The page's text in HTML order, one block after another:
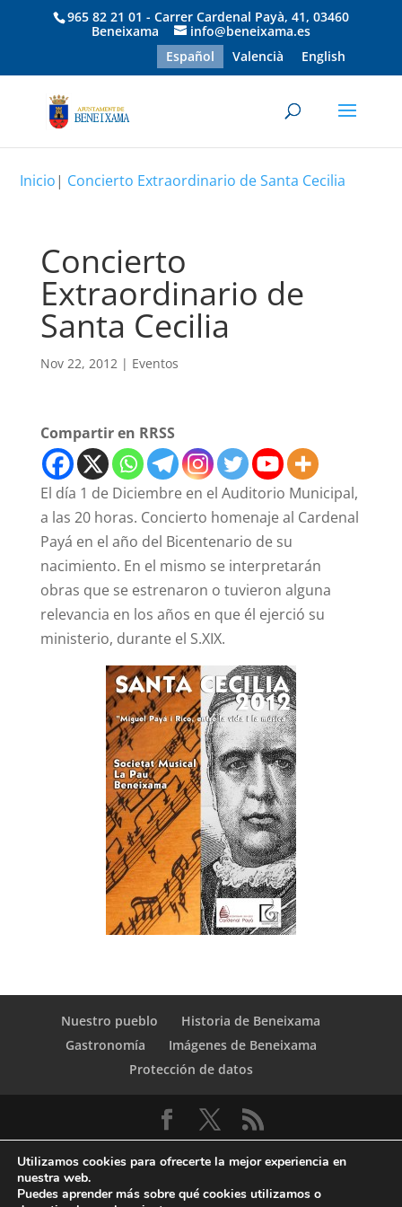
965 82 21 01 - Carrer Cardenal Payà, 41, 03460
Beneixama
info@beneixama.es
Español
Valencià English
Inicio| Concierto Extraordinario de Santa Cecilia
Concierto
Extraordinario de
Santa Cecilia
Nov 22, 2012| Eventos
Compartir en RRSS
El día 1 de Diciembre en el Auditorio Municipal,
a las 20 horas. Concierto homenaje al Cardenal
Payá en el año del Bicentenario de su
nacimiento. En el mismo se interpretarán
obras que se estrenaron o tuvieron alguna
relevancia en los años en que él ejerció su
ministerio, durante el S.XIX.
Nuestro pueblo
Historia de Beneixama
Gastronomía
Imágenes de Beneixama
Protección de datos
Utilizamos cookies para ofrecerte la mejor experiencia en
nuestra web.
Puedes aprender más sobre qué cookies utilizamos o